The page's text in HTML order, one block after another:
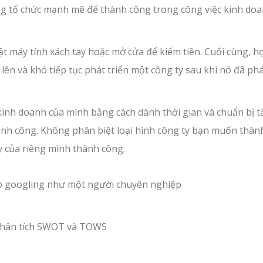
tổ chức mạnh mẽ để thành công trong công việc kinh
tính xách tay hoặc mở cửa để kiếm tiền. Cuối cùng,
và khó tiếp tục phát triển một công ty sau khi nó đã
doanh của mình bằng cách dành thời gian và chuẩn bị
công. Không phân biệt loại hình công ty bạn muốn
riêng mình thành công.
googling như một người chuyên nghiệp
tích SWOT và TOWS